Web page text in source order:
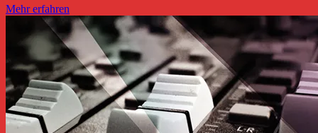
Mehr erfahren